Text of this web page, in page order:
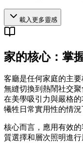
載入更多靈感
家的核心：掌
客廳是任何家庭的主
無縫切換到熱鬧社交
在美學吸引力與嚴格
犧牲日常實用性的情況
核心而言，應用有效
質選擇和層次照明進